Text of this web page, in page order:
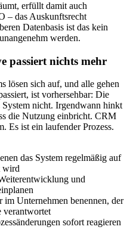
erfüllt damit auch
– das Auskunftsrecht
Datenbasis ist das kein
werden.
passiert nichts mehr
lösen sich auf, und alle gehen
ist vorhersehbar: Die
nicht. Irgendwann hinkt
die Nutzung einbricht. CRM
Es ist ein laufender Prozess.
das System regelmäßig auf
wird
und
im Unternehmen benennen, der
verantwortet
sofort reagieren